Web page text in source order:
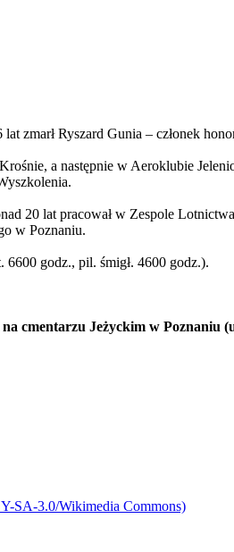
zmarł Ryszard Gunia – członek
a następnie w Aeroklubie
20 lat pracował w Zespole
w Poznaniu.
godz., pil. śmigł. 4600 godz.).
cmentarzu Jeżyckim w Poznaniu